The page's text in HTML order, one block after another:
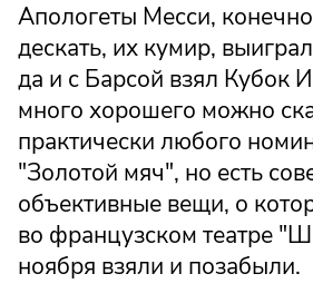
Апологеты Месси,
дескать, их кумир,
да и с Барсой взял Кубок
много хорошего можно
практически любого
"Золотой мяч", но есть
объективные вещи, о
во французском театре
ноября взяли и позабыли.